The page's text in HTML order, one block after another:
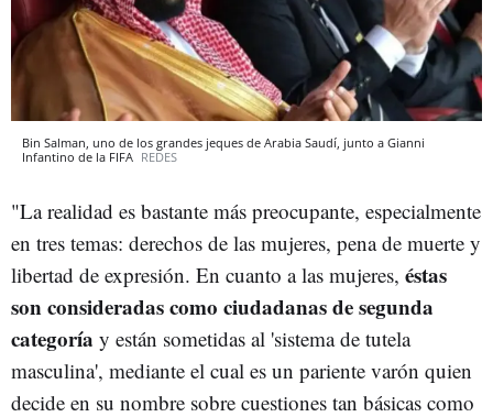
Bin Salman, uno de los grandes jeques de Arabia Saudí, junto a Gianni
Infantino de la FIFA REDES
"La realidad es bastante más preocupante, especialmente
en tres temas: derechos de las mujeres, pena de muerte y
libertad de expresión. En cuanto a las mujeres, éstas
son consideradas como ciudadanas de segunda
categoría y están sometidas al 'sistema de tutela
masculina', mediante el cual es un pariente varón quien
decide en su nombre sobre cuestiones tan básicas como